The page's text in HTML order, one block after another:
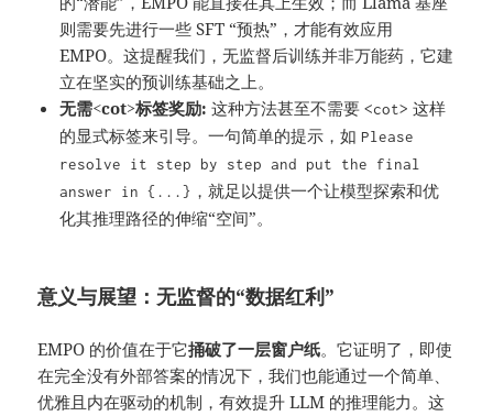
则需要先进行一些 SFT “预热”，才能有效应用
EMPO。这提醒我们，无监督后训练并非万能药，它建
立在坚实的预训练基础之上。
无需<cot>标签奖励: 这种方法甚至不需要<cot> 这样
的显式标签来引导。一句简单的提示，如 Please
resolve it step by step and put the final
answer in {...} ，就足以提供一个让模型探索和优
化其推理路径的伸缩“空间”。
意义与展望：无监督的“数据红利”
EMPO 的价值在于它捅破了一层窗户纸。它证明了，即使
在完全没有外部答案的情况下，我们也能通过一个简单、
优雅且内在驱动的机制，有效提升 LLM 的推理能力。这